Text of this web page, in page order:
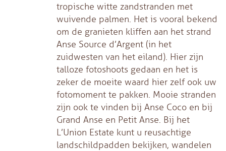
tropische witte zandstranden met
wuivende palmen. Het is vooral bekend
om de granieten kliffen aan het strand
Anse Source d’Argent (in het
zuidwesten van het eiland). Hier zijn
talloze fotoshoots gedaan en het is
zeker de moeite waard hier zelf ook uw
fotomoment te pakken. Mooie stranden
zijn ook te vinden bij Anse Coco en bij
Grand Anse en Petit Anse. Bij het
L’Union Estate kunt u reusachtige
landschildpadden bekijken, wandelen